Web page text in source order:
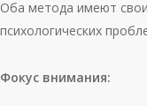
Оба метода имеют
психологических
Фокус внимания: